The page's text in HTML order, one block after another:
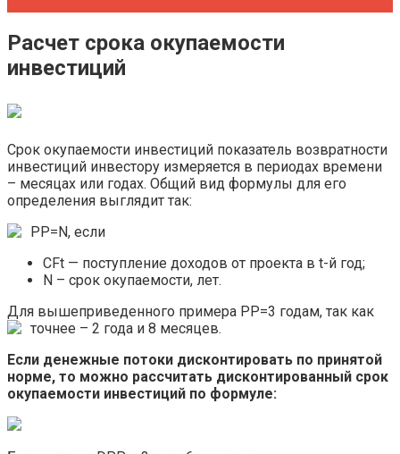
Расчет срока окупаемости
инвестиций
Срок окупаемости инвестиций показатель возвратности
инвестиций инвестору измеряется в периодах времени
– месяцах или годах. Общий вид формулы для его
определения выглядит так:
PP=N, если
CFt — поступление доходов от проекта в t-й год;
N – срок окупаемости, лет.
Для вышеприведенного примера PP=3 годам, так как
точнее – 2 года и 8 месяцев.
Если денежные потоки дисконтировать по принятой
норме, то можно рассчитать дисконтированный срок
окупаемости инвестиций по формуле: